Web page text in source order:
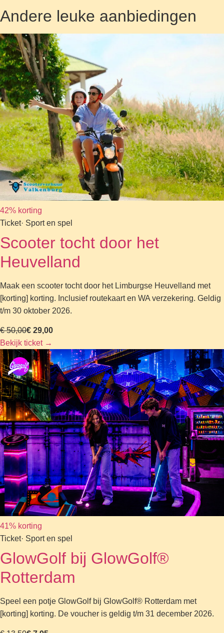
Andere leuke aanbiedingen
42% korting
Ticket· Sport en spel
Scooter tocht door het
Heuvelland
Maak een scooter tocht door het Limburgse Heuvelland met
[korting] korting. Inclusief routekaart en WA verzekering. Geldig
t/m 30 oktober 2026.
€ 50,00€ 29,00
Bekijk ticket →
41% korting
Ticket· Sport en spel
GlowGolf bij GlowGolf®
Rotterdam
Speel een potje GlowGolf bij GlowGolf® Rotterdam met
[korting] korting. De voucher is geldig t/m 31 december 2026.